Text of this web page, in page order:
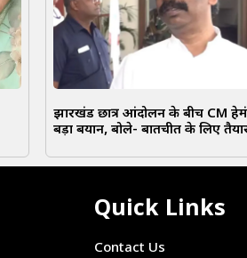
झारखंड छात्र आंदोलन के बीच CM
बड़ा बयान, बोले- बातचीत के लिए
Quick Links
Contact Us